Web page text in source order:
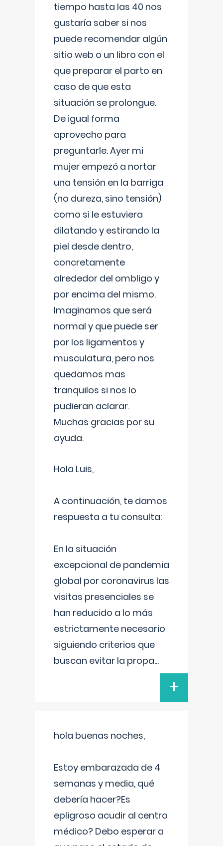
tiempo hasta las 40 nos
gustaría saber si nos
puede recomendar algún
sitio web o un libro con el
que preparar el parto en
caso de que esta
situación se prolongue.
De igual forma
aprovecho para
preguntarle. Ayer mi
mujer empezó a nortar
una tensión en la barriga
(no dureza, sino tensión)
como si le estuviera
dilatando y estirando la
piel desde dentro,
concretamente
alrededor del ombligo y
por encima del mismo.
Imaginamos que será
normal y que puede ser
por los ligamentos y
musculatura, pero nos
quedamos mas
tranquilos si nos lo
pudieran aclarar.
Muchas gracias por su
ayuda.
Hola Luis,
A continuación, te damos
respuesta a tu consulta:
En la situación
excepcional de pandemia
global por coronavirus las
visitas presenciales se
han reducido a lo más
estrictamente necesario
siguiendo criterios que
buscan evitar la propa...
+
hola buenas noches,
Estoy embarazada de 4
semanas y media, qué
debería hacer?Es
epligroso acudir al centro
médico? Debo esperar a